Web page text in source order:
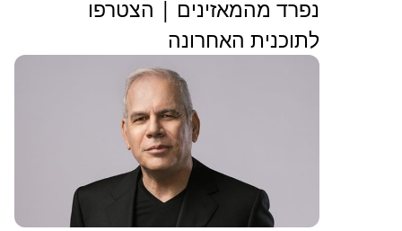
נפרד מהמאזינים | הצטרפו
לתוכנית האחרונה